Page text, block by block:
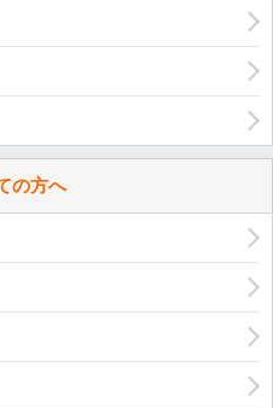
の方へ